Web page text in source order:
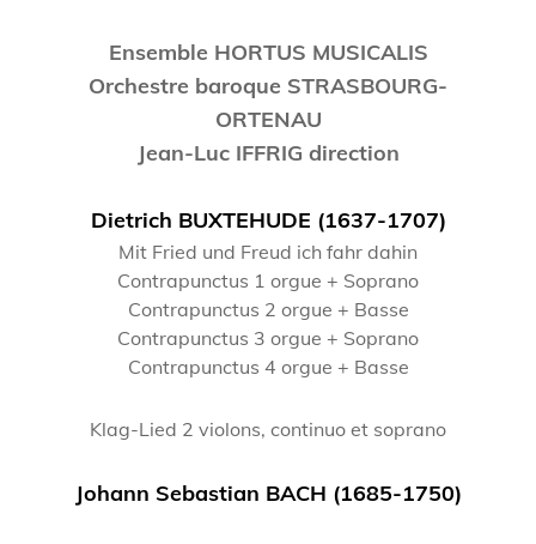
Ensemble HORTUS MUSICALIS
Orchestre baroque STRASBOURG-
ORTENAU
Jean-Luc IFFRIG direction
Dietrich BUXTEHUDE (1637-1707)
Mit Fried und Freud ich fahr dahin
Contrapunctus 1 orgue + Soprano
Contrapunctus 2 orgue + Basse
Contrapunctus 3 orgue + Soprano
Contrapunctus 4 orgue + Basse
Klag-Lied 2 violons, continuo et soprano
Johann Sebastian BACH (1685-1750)